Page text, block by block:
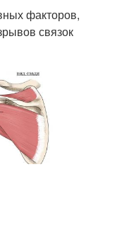
факторов,
связок